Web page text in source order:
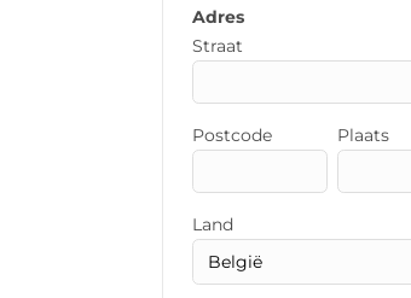
Adres
Straat
Postcode Plaats
Land